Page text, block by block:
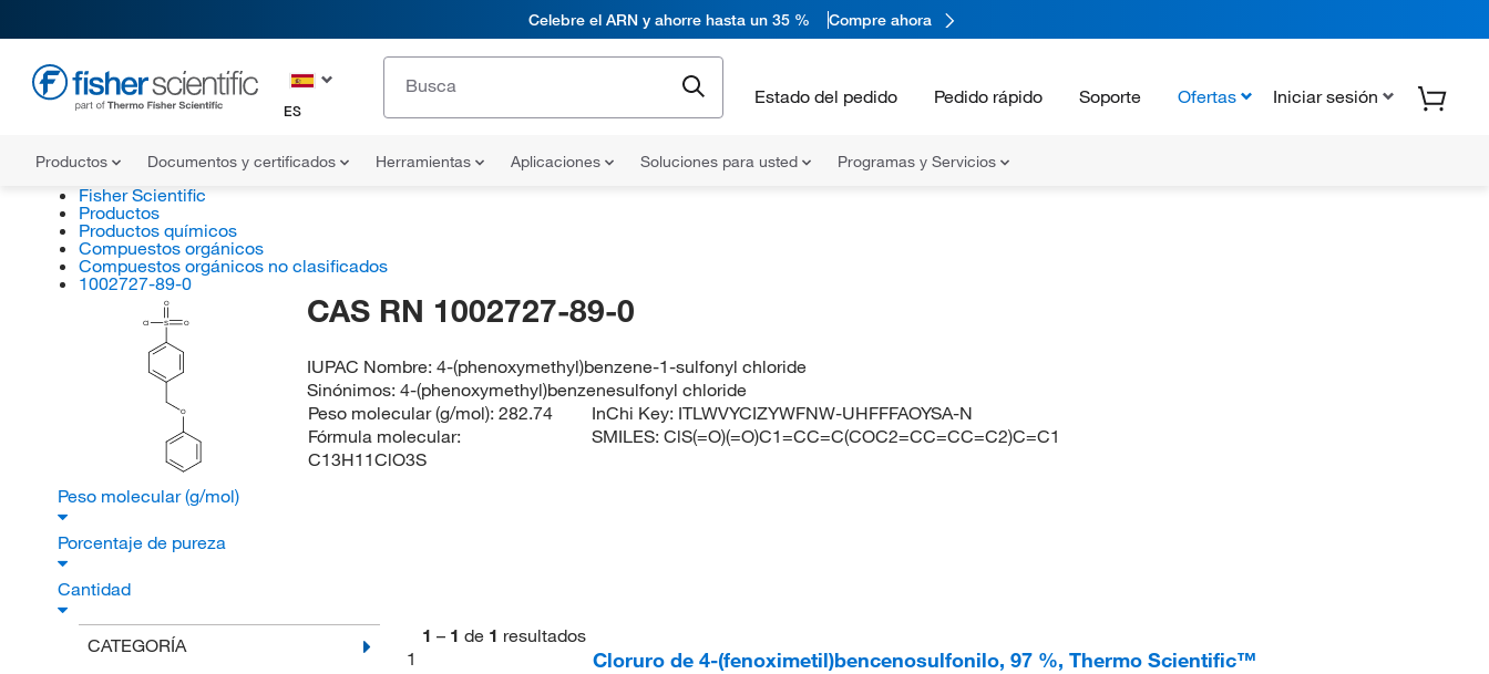
Celebre el ARN y ahorre hasta un 35 % Compre ahora
ES
Estado del pedido Pedido rápido Soporte Ofertas Iniciar sesión
Productos Documentos y certificados Herramientas Aplicaciones Soluciones para usted Programas y Servicios
Fisher Scientific
Productos
Productos químicos
Compuestos orgánicos
Compuestos orgánicos no clasificados
1002727-89-0
O
S
O
O
Cl CAS RN 1002727-89-0
IUPAC Nombre:4-(phenoxymethyl)benzene-1-sulfonyl chloride
Sinónimos:4-(phenoxymethyl)benzenesulfonyl chloride
Peso molecular (g/mol): 282.74
Fórmula molecular:
C13H11ClO3S
InChi Key: ITLWVYCIZYWFNW-UHFFFAOYSA-N
SMILES:ClS(=O)(=O)C1=CC=C(COC2=CC=CC=C2)C=C1
Peso molecular (g/mol)
Porcentaje de pureza
Cantidad
CATEGORÍA
1 – 1 de 1 resultados
1
Cloruro de 4-(fenoximetil)bencenosulfonilo, 97 %, Thermo Scientific™